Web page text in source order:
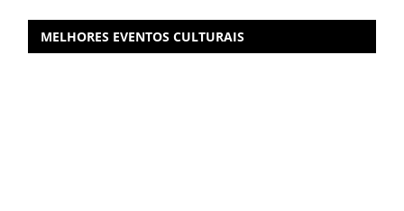
MELHORES EVENTOS CULTURAIS